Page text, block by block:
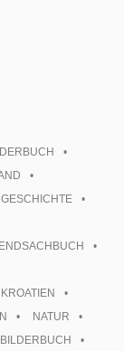
GESCHICHTE
KROATIEN
NATUR